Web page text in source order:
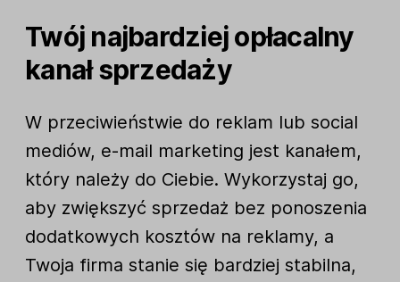
Twój najbardziej opłacalny
kanał sprzedaży
W przeciwieństwie do reklam lub social
mediów, e-mail marketing jest kanałem,
który należy do Ciebie. Wykorzystaj go,
aby zwiększyć sprzedaż bez ponoszenia
dodatkowych kosztów na reklamy, a
Twoja firma stanie się bardziej stabilna,